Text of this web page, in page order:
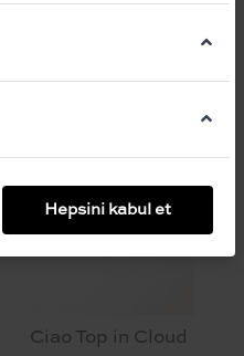
Ciao Top in Cloud
Hepsini kabul et